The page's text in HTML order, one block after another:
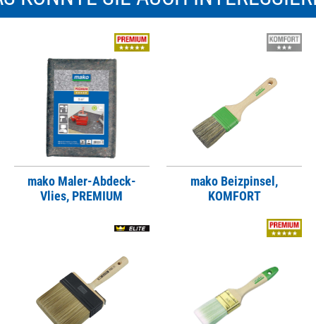
mako Maler-Abdeck-
Vlies, PREMIUM
mako Beizpinsel,
KOMFORT